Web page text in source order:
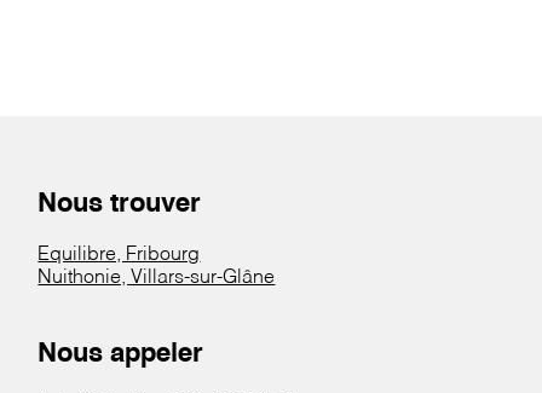
Nous trouver
Equilibre, Fribourg
Nuithonie, Villars-sur-Glâne
Nous appeler